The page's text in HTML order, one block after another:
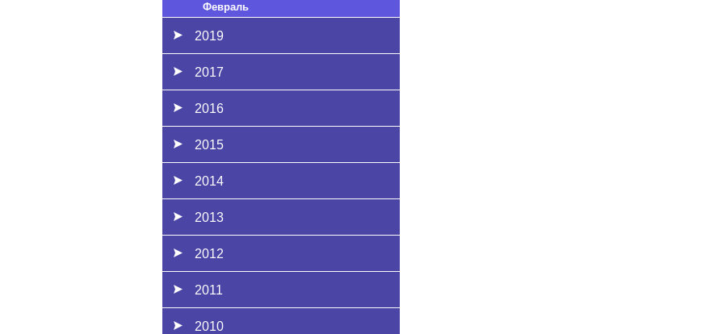
Февраль
2019
2017
2016
2015
2014
2013
2012
2011
2010